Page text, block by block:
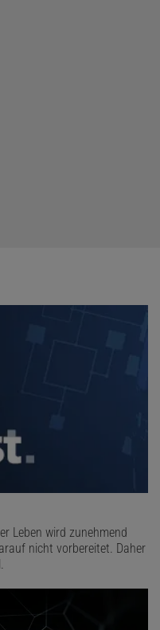
Leben wird zunehmend
nicht vorbereitet. Daher